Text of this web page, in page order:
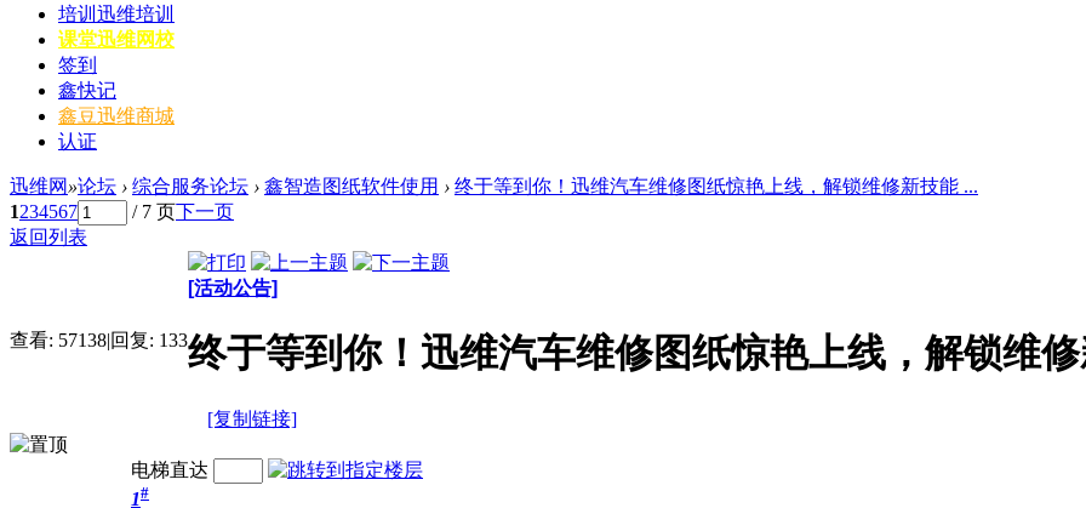
培训 迅维培训
课堂迅维网校
签到
鑫快记
鑫豆迅维商城
认证
迅维网 »论坛 › 综合服务论坛 › 鑫智造图纸软件使用 › 终于等到你！迅维汽车维修图纸惊艳上线，解锁维修新技能 ...
1234567 / 7 页下一页
返回列表
查看: 57138|回复: 133
[活动公告]
终于等到你！迅维汽车维修图纸惊艳上线，解锁维
[复制链接]
电梯直达
1#